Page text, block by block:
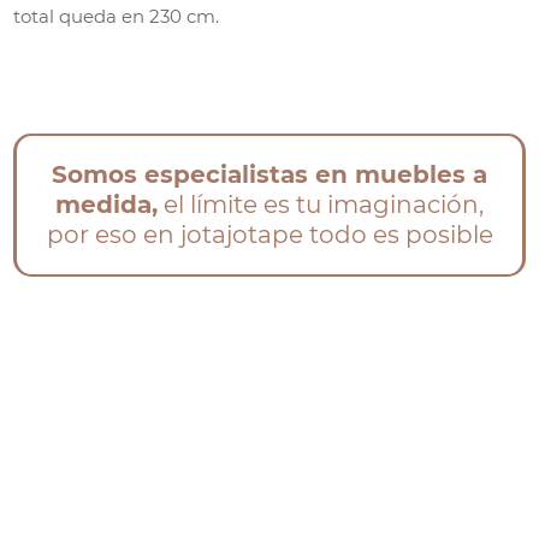
total queda en 230 cm.
Somos especialistas en muebles a
medida, el límite es tu imaginación,
por eso en jotajotape todo es posible